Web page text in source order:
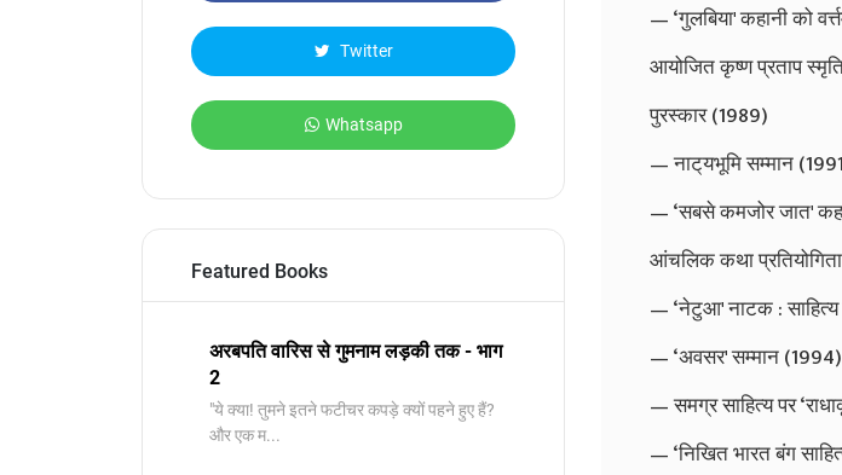
Twitter
Whatsapp
Featured Books
अरबपति वारिस से गुमनाम लड़की तक - भाग
2
"ये क्या! तुमने इतने फटीचर कपड़े क्यों पहने हुए हैं?
और एक म...
— ‘गुलबिया' कहानी को
आयोजित कृष्ण प्रताप
पुरस्कार (1989)
— नाट्‌यभूमि सम्मान
— ‘सबसे कमजोर जात'
आंचलिक कथा
— ‘नेटुआ' नाटक : साहित्य
— ‘अवसर' सम्मान (1994)
— समग्र साहित्य पर
— ‘निखित भारत बंग